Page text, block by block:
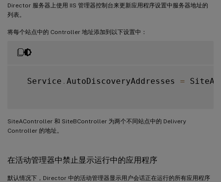
Director 服务器上使用 IIS 管理器控制台来更新应用程序设置中服务器地址的
列表。
将每个站点中的 Controller 地址添加到以下设置中：
  Service
. AutoDiscoveryAddresses =
SiteAController 和 SiteBController 为两个不同站点中的 Delivery
Controller 的地址。
在活动管理器中禁止显示运行中的应用程序
默认情况下，Director 中的活动管理器显示用户会话正在运行的所有应用程序